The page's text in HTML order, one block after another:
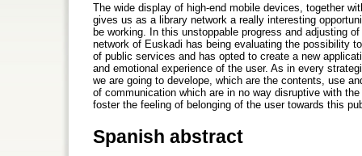
The wide display of high-end mobile devices, together
gives us as a library network a really interesting
be working. In this unstoppable progress and adjusting
network of Euskadi has being evaluating the possibility
of public services and has opted to create a new
and emotional experience of the user. As in every
we are going to develope, which are the contents, use
of communication which are in no way disruptive with
foster the feeling of belonging of the user towards this
Spanish abstract